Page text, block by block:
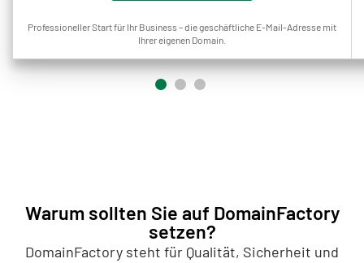
Professioneller Start für Ihr Business – die geschäftliche E-Mail-Adresse mit
Ihrer eigenen Domain.
Warum sollten Sie auf DomainFactory
setzen?
DomainFactory steht für Qualität, Sicherheit und